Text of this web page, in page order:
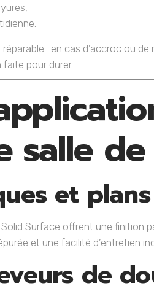
: en cas d’accroc ou
faite pour durer.
salle
et
Surface offrent une finition
et une facilité d’entretien
de